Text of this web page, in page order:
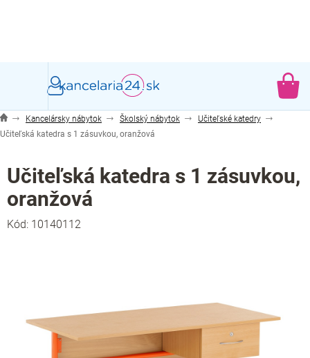
Kancelársky nábytok Školský nábytok
Učiteľské katedry
Učiteľská katedra s 1 zásuvkou, oranžová
Učiteľská katedra s 1 zásuvkou,
oranžová
Kód: 10140112